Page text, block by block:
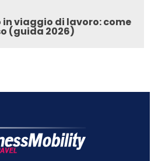
viaggio di lavoro: come
(guida 2026)